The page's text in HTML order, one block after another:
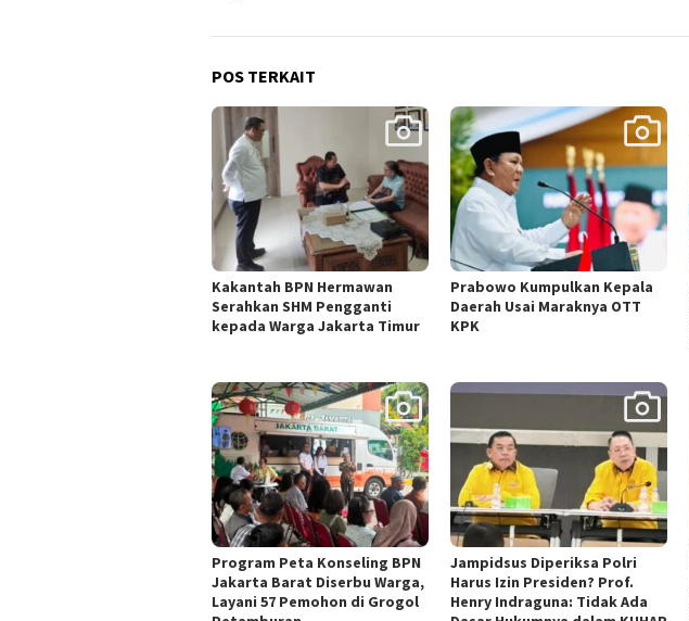
POS TERKAIT
Kakantah BPN Hermawan
Serahkan SHM Pengganti
kepada Warga Jakarta Timur
Prabowo Kumpulkan Kepala
Daerah Usai Maraknya OTT
KPK
Program Peta Konseling BPN
Jakarta Barat Diserbu Warga,
Layani 57 Pemohon di Grogol
Jampidsus Diperiksa Polri
Harus Izin Presiden? Prof.
Henry Indraguna: Tidak Ada